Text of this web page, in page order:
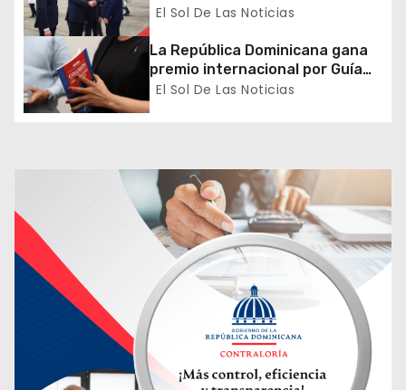
t
r
a
s
principal del Congreso Mundial
de Zonas Francas
El Sol De Las Noticias
La República Dominicana gana
premio internacional por Guía
de Prevención y Detección de
Colusión en Compras Públicas
El Sol De Las Noticias